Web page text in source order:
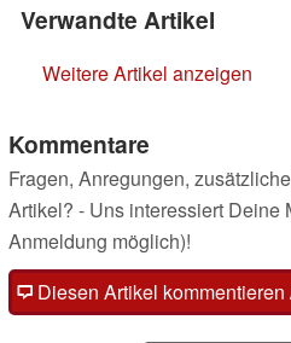
Verwandte Artikel
Weitere Artikel anzeigen
Kommentare
Fragen, Anregungen,
Artikel? - Uns interessiert Deine
Anmeldung möglich)!
Diesen Artikel kommentieren